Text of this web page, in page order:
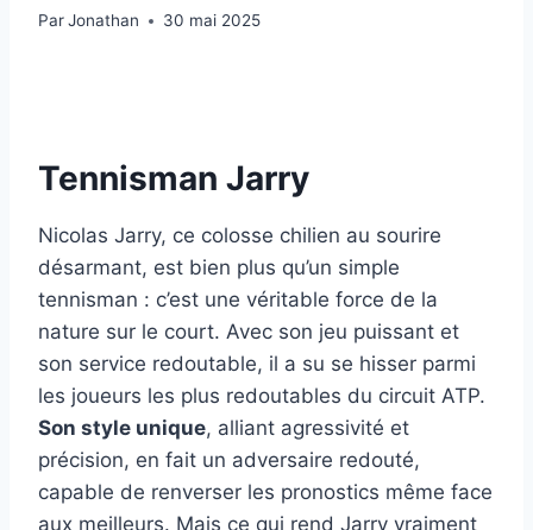
ParJonathan 30 mai 2025
Tennisman Jarry
Nicolas Jarry, ce colosse chilien au sourire
désarmant, est bien plus qu’un simple
tennisman : c’est une véritable force de la
nature sur le court. Avec son jeu puissant et
son service redoutable, il a su se hisser parmi
les joueurs les plus redoutables du circuit ATP.
Son style unique, alliant agressivité et
précision, en fait un adversaire redouté,
capable de renverser les pronostics même face
aux meilleurs. Mais ce qui rend Jarry vraiment